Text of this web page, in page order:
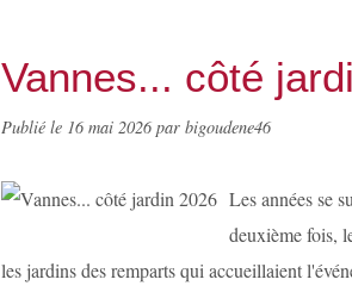
Vannes... côté
Publié le 16 mai 2026 par bigoudene46
Les années se
deuxième fois,
les jardins des remparts qui accueillaient